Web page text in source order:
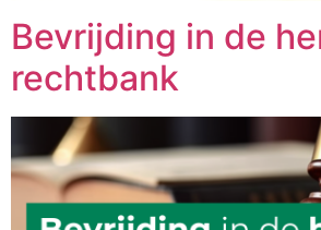
Bevrijding in de
rechtbank